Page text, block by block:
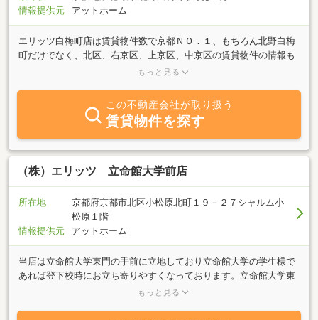
情報提供元
アットホーム
エリッツ白梅町店は賃貸物件数で京都ＮＯ．１、もちろん北野白梅
町だけでなく、北区、右京区、上京区、中京区の賃貸物件の情報も
多数そろえております。 また、白梅町店の周りには多数の大学がご
リッツグループの賃貸情報量は京都市内全域をくまなく網羅。京都
市内で賃貸生活をお考えの方は、単身、ファミリーを問わず、賃貸
のエリッツ白梅町店にお問い合わせ下さい。 北野白梅町エリアはス
ーパーのイズミヤや各種コンビニ、ファーストフード店が揃ってお
り、立命館大学や佛教大学の学生さんに人気が高いエリアです。単
身者様の賃貸生活を送るのに便利な場所です。 北野白梅町の駅から
京都の中心四条烏丸や四条河原町にもバス１本で行けます。 京都で
賃貸生活をお考えの方は、ぜひ一度エリッツ白梅町店にお問い合わ
せ下さい。
もっと見る
この不動産会社が取り扱う
賃貸物件を探す
（株）エリッツ 立命館大学前店
所在地
京都府京都市北区小松原北町１９－２７シャルム小
松原１階
情報提供元
アットホーム
当店は立命館大学東門の手前に立地しており立命館大学の学生様で
あれば登下校時にお立ち寄りやすくなっております。立命館大学東
門から徒歩1分ですので授業の空き時間や昼休みにも十分お越しい
もっと見る